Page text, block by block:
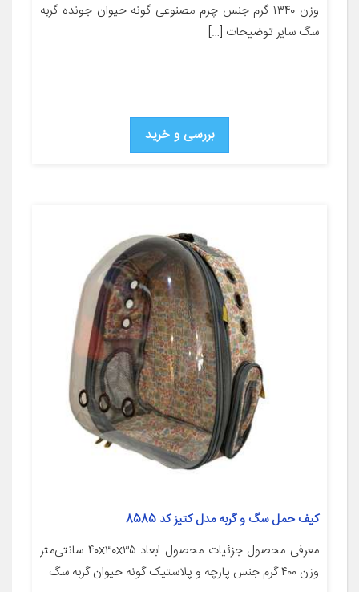
وزن ۱۳۴۰ گرم جنس چرم مصنوعی گونه حیوان جونده گربه
سگ سایر توضیحات […]
بررسی و خرید
کیف حمل سگ و گربه مدل کتیز کد 8585
معرفی محصول جزئیات محصول ابعاد ۴۰x۳۰x۳۵ سانتی‌متر
وزن ۴۰۰ گرم جنس پارچه و پلاستیک گونه حیوان گربه سگ